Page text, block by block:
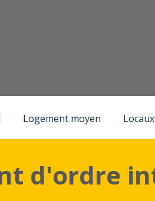
Logement moyen
d'ordre